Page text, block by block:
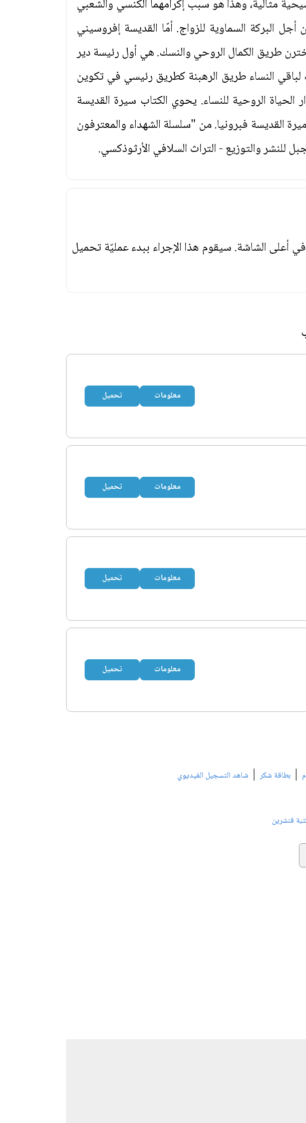
مثالية، وهذا هو سبب إكرامهما الكنسي والشعبي
البركة السماوية للزواج. أمّا القديسة إفروسيني
اخترن طريق الكمال الروحي والنسك. هي أول رئيسة دير
النساء طريق الرهبنة كطريق رئيسي في تكوين
الروحية للنساء. يحوي الكتاب سيرة القديسة
القديسة فبرونيا. من "سلسلة الشهداء والمعترفون
للنشر والتوزيع - التراث السلافي الأرثوذكسي.
أعلى الشاشة. سيقوم هذا الإجراء ببدء عمليّة تحميل
معلومات تحميل
معلومات تحميل
معلومات تحميل
معلومات تحميل
| بطاقة شكر| شاهد التسجيل الفيديوي
قنشرين